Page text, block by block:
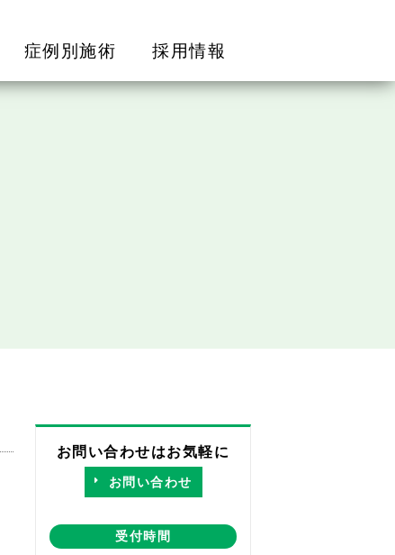
症例別施術 採用情報
お問い合わせはお気軽に
お問い合わせ
受付時間